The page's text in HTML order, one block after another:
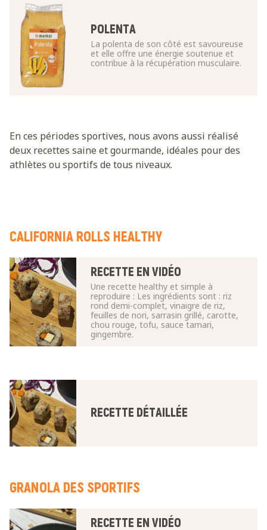
POLENTA
La polenta de son côté est savoureuse
et elle offre une énergie soutenue et
contribue à la récupération musculaire.
En ces périodes sportives, nous avons aussi réalisé
deux recettes saine et gourmande, idéales pour des
athlètes ou sportifs de tous niveaux.
CALIFORNIA ROLLS HEALTHY
RECETTE EN VIDÉO
Une recette healthy et simple à
reproduire : Les ingrédients sont : riz
rond demi-complet, vinaigre de riz,
feuilles de nori, sarrasin grillé, carotte,
chou rouge, tofu, sauce tamari,
gingembre.
RECETTE DÉTAILLÉE
GRANOLA DES SPORTIFS
RECETTE EN VIDÉO